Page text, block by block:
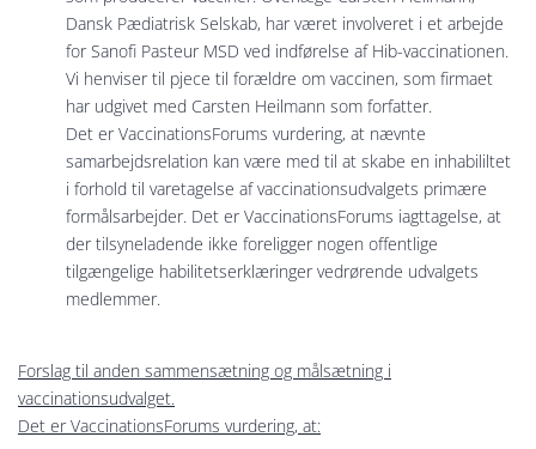
Dansk Pædiatrisk Selskab, har været involveret i et arbejde
for Sanofi Pasteur MSD ved indførelse af Hib-vaccinationen.
Vi henviser til pjece til forældre om vaccinen, som firmaet
har udgivet med Carsten Heilmann som forfatter.
Det er VaccinationsForums vurdering, at nævnte
samarbejdsrelation kan være med til at skabe en inhabililtet
i forhold til varetagelse af vaccinationsudvalgets primære
formålsarbejder. Det er VaccinationsForums iagttagelse, at
der tilsyneladende ikke foreligger nogen offentlige
tilgængelige habilitetserklæringer vedrørende udvalgets
medlemmer.
Forslag til anden sammensætning og målsætning i
vaccinationsudvalget.
Det er VaccinationsForums vurdering, at: